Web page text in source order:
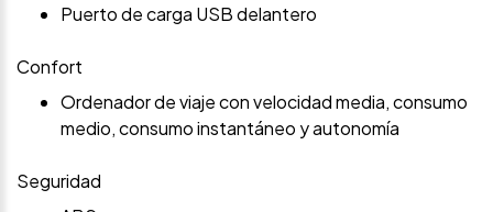
Puerto de carga USB delantero
Confort
Ordenador de viaje con velocidad media, consumo
medio, consumo instantáneo y autonomía
Seguridad